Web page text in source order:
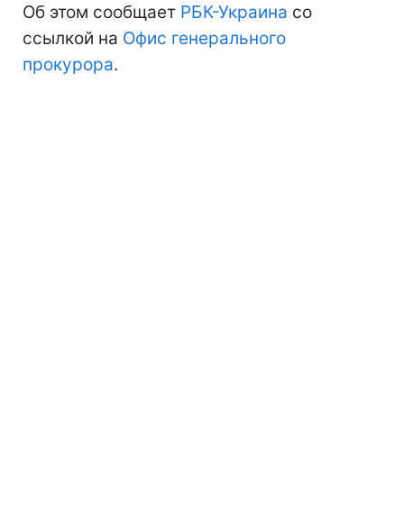
Об этом сообщает РБК-Украина со
ссылкой на Офис генерального
прокурора.